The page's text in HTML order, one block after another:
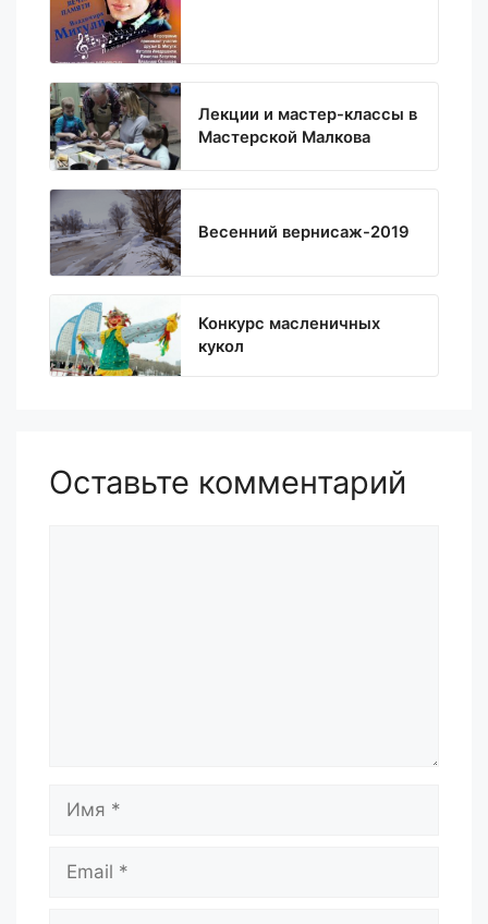
Лекции и мастер-классы в
Мастерской Малкова
Весенний вернисаж-2019
Конкурс масленичных
кукол
Оставьте комментарий